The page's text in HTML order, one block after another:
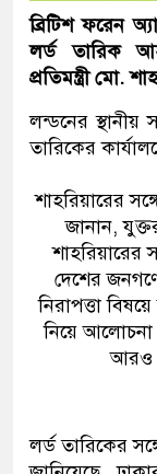
ব্রিটিশ ফরেন
লর্ড তারিক
প্রতিমন্ত্রী মো.
লন্ডনের
তারিকের
শাহরিয়ারের
জানান,
দেশের
নিরাপত্তা
নিয়ে আলোচনা
আরও
লর্ড তারিকের